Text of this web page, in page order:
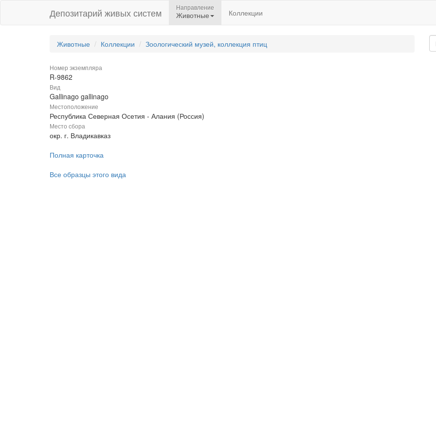
Депозитарий живых систем Направление
Животные Коллекции
Животные Коллекции Зоологический музей, коллекция птиц
Номер экземпляра
R-9862
Вид
Gallinago gallinago
Местоположение
Республика Северная Осетия - Алания (Россия)
Место сбора
окр. г. Владикавказ
Полная карточка
Все образцы этого вида